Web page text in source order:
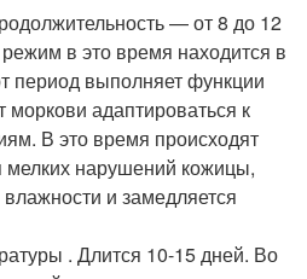
— от 8 до 12
в это время находится в
период выполняет функции
моркови адаптироваться к
В это время происходят
нарушений кожицы,
и замедляется
. Длится 10-15 дней. Во